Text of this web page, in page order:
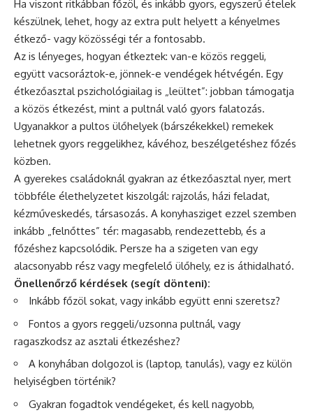
Ha viszont ritkábban főzöl, és inkább gyors, egyszerű ételek
készülnek, lehet, hogy az extra pult helyett a kényelmes
étkező- vagy közösségi tér a fontosabb.
Az is lényeges, hogyan étkeztek: van-e közös reggeli,
együtt vacsoráztok-e, jönnek-e vendégek hétvégén. Egy
étkezőasztal pszichológiailag is „leültet”: jobban támogatja
a közös étkezést, mint a pultnál való gyors falatozás.
Ugyanakkor a pultos ülőhelyek (bárszékekkel) remekek
lehetnek gyors reggelikhez, kávéhoz, beszélgetéshez főzés
közben.
A gyerekes családoknál gyakran az étkezőasztal nyer, mert
többféle élethelyzetet kiszolgál: rajzolás, házi feladat,
kézműveskedés, társasozás. A konyhasziget ezzel szemben
inkább „felnőttes” tér: magasabb, rendezettebb, és a
főzéshez kapcsolódik. Persze ha a szigeten van egy
alacsonyabb rész vagy megfelelő ülőhely, ez is áthidalható.
Önellenőrző kérdések (segít dönteni):
Inkább főzöl sokat, vagy inkább együtt enni szeretsz?
Fontos a gyors reggeli/uzsonna pultnál, vagy
ragaszkodsz az asztali étkezéshez?
A konyhában dolgozol is (laptop, tanulás), vagy ez külön
helyiségben történik?
Gyakran fogadtok vendégeket, és kell nagyobb,